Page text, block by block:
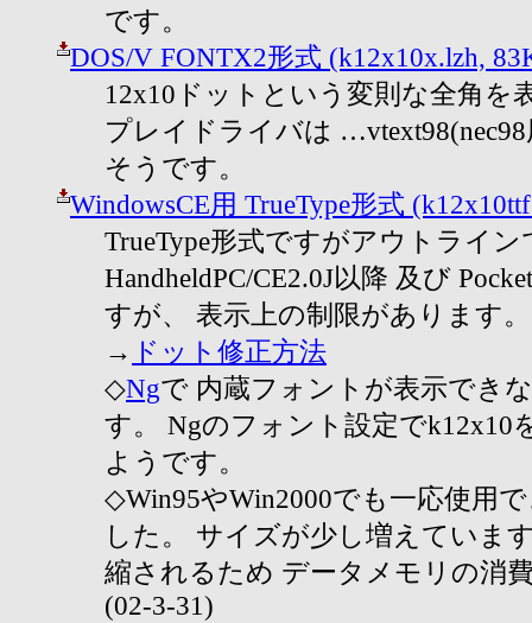
です。
DOS/V FONTX2形式 (k12x10x.lzh,
12x10ドットという変則な全角を
プレイドライバは
そうです。
WindowsCE用 TrueType形式
TrueType形式ですがアウトライ
HandheldPC/CE2.0J以降 及び
すが、 表示上の制限があります。
→ ドット修正方法
◇Ngで 内蔵フォントが表示でき
す。 Ngのフォント設定でk12x10
ようです。
◇Win95やWin2000でも一応使用
した。 サイズが少し増えていま
縮されるため データメモリの消
(02-3-31)